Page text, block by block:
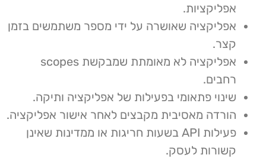
אפליקציות.
אפליקציה שאושרה על ידי מספר משתמשים בזמן
קצר.
אפליקציה לא מאומתת שמבקשת scopes
רחבים.
שינוי פתאומי בפעילות של אפליקציה ותיקה.
הורדה מאסיבית מקבצים לאחר אישור אפליקציה.
פעילות API בשעות חריגות או ממדינות שאינן
קשורות לעסק.